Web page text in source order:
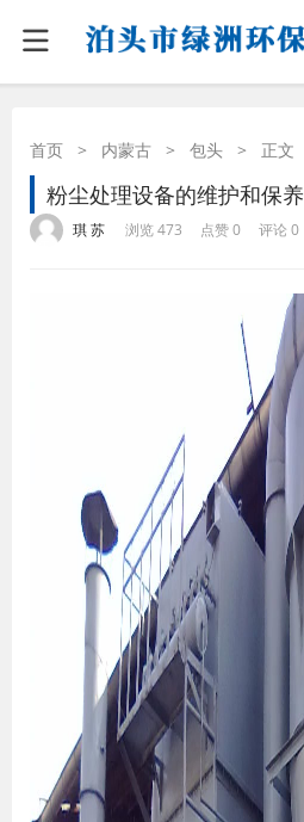
首页 > 内蒙古 > 包头 > 正文
粉尘处理设备的维护和保养
琪 苏 浏览 473 点赞 0 评论 0